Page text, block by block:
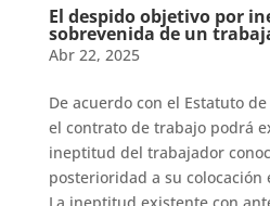
El despido objetivo por
sobrevenida de un
Abr 22, 2025
De acuerdo con el Estatuto
el contrato de trabajo podrá
ineptitud del trabajador
posterioridad a su colocación